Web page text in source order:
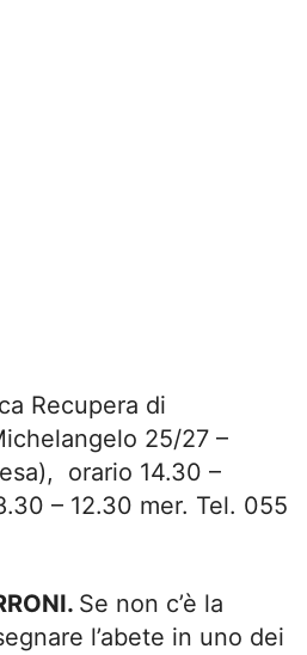
Recupera di
25/27 –
orario 14.30 –
– 12.30 mer. Tel. 055
Se non c’è la
l’abete in uno dei